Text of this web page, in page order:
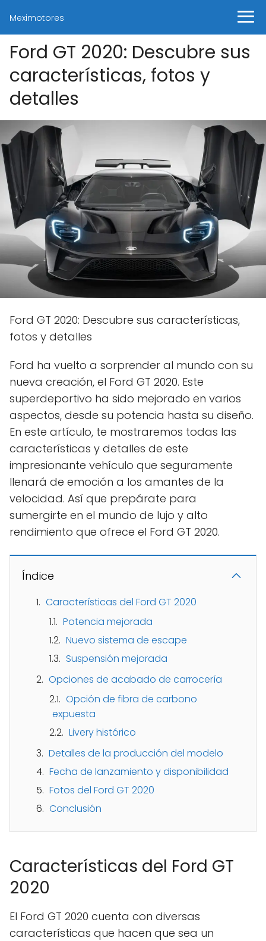
Meximotores
Ford GT 2020: Descubre sus
características, fotos y
detalles
Ford GT 2020: Descubre sus características,
fotos y detalles
Ford ha vuelto a sorprender al mundo con su
nueva creación, el Ford GT 2020. Este
superdeportivo ha sido mejorado en varios
aspectos, desde su potencia hasta su diseño.
En este artículo, te mostraremos todas las
características y detalles de este
impresionante vehículo que seguramente
llenará de emoción a los amantes de la
velocidad. Así que prepárate para
sumergirte en el mundo de lujo y alto
rendimiento que ofrece el Ford GT 2020.
Índice
Características del Ford GT 2020
Potencia mejorada
Nuevo sistema de escape
Suspensión mejorada
Opciones de acabado de carrocería
Opción de fibra de carbono
expuesta
Livery histórico
Detalles de la producción del modelo
Fecha de lanzamiento y disponibilidad
Fotos del Ford GT 2020
Conclusión
Características del Ford GT
2020
El Ford GT 2020 cuenta con diversas
características que hacen que sea un